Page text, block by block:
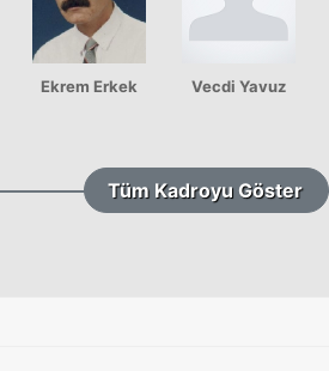
Ekrem Erkek Vecdi Yavuz
Tüm Kadroyu Göster